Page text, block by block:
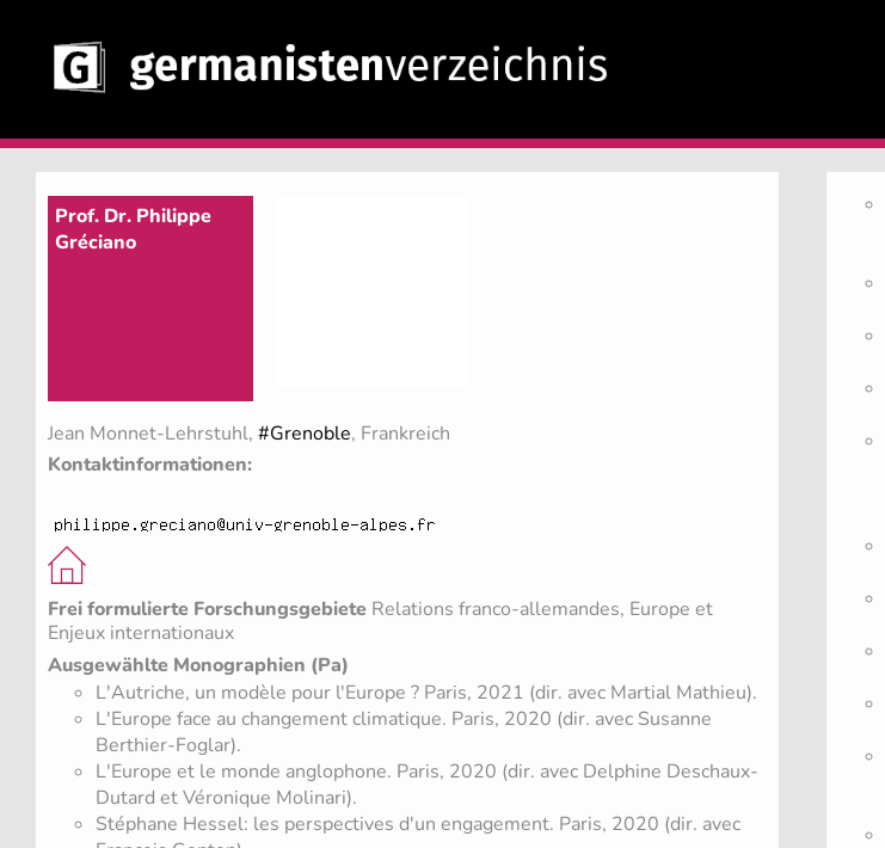
Prof. Dr. Philippe
Gréciano
Jean Monnet-Lehrstuhl, #Grenoble, Frankreich
Kontaktinformationen:
Frei formulierte Forschungsgebiete Relations franco-allemandes, Europe et
Enjeux internationaux
Ausgewählte Monographien (Pa)
L'Autriche, un modèle pour l'Europe ? Paris, 2021 (dir. avec Martial Mathieu).
L'Europe face au changement climatique. Paris, 2020 (dir. avec Susanne
Berthier-Foglar).
L'Europe et le monde anglophone. Paris, 2020 (dir. avec Delphine Deschaux-
Dutard et Véronique Molinari).
Stéphane Hessel: les perspectives d'un engagement. Paris, 2020 (dir. avec